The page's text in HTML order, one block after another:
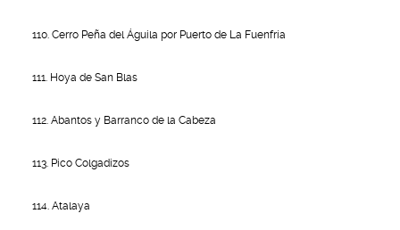
110. Cerro Peña del Águila por Puerto de La Fuenfría
111. Hoya de San Blas
112. Abantos y Barranco de la Cabeza
113. Pico Colgadizos
114. Atalaya